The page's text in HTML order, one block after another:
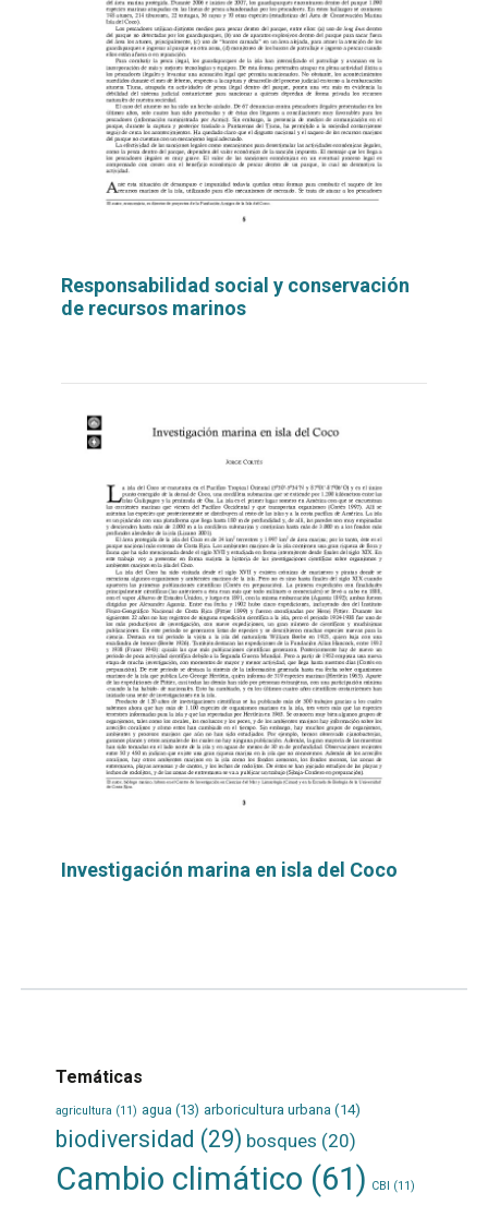
Responsabilidad social y conservación
de recursos marinos
Investigación marina en isla del Coco
Temáticas
agricultura (11) agua (13) arboricultura urbana(14)
biodiversidad (29) bosques (20)
Cambio climático (61) CBI (11)